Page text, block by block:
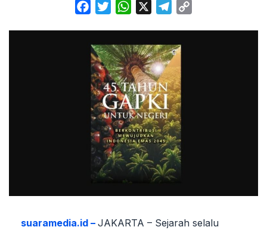
FacebookTwitterWhatsApp Telegram
suaramedia.id – JAKARTA – Sejarah selalu